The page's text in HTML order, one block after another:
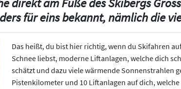
für eins bekannt, nämlich die
Das heißt, du bist hier richtig, wenn du Skifahren
Schnee liebst, moderne Liftanlagen, welche dich
schätzt und dazu viele wärmende Sonnenstrahlen
Pistenkilometer und 10 Liftanlagen auf dich,